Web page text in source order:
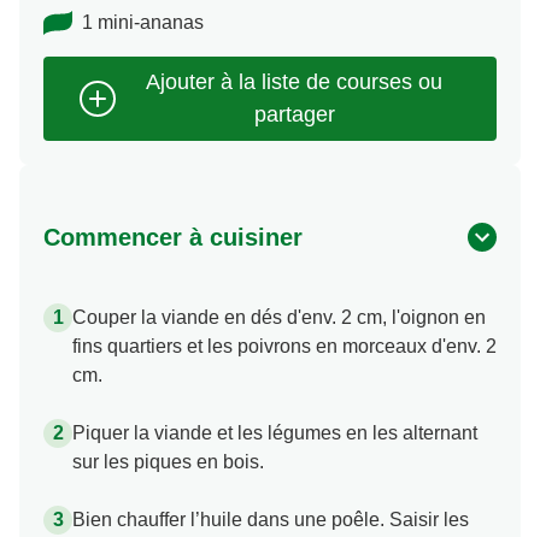
1 mini-ananas
Commencer à cuisiner
Couper la viande en dés d'env. 2 cm, l'oignon en
fins quartiers et les poivrons en morceaux d'env. 2
cm.
Piquer la viande et les légumes en les alternant
sur les piques en bois.
Bien chauffer l’huile dans une poêle. Saisir les